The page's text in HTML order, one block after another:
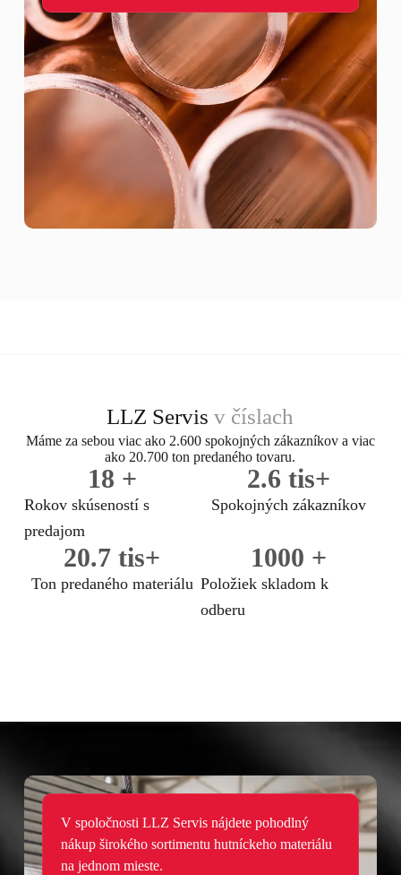
LLZ Servisv číslach
Máme za sebou viac ako 2.600 spokojných zákazníkov a viac
ako 20.700 ton predaného tovaru.
Rokov skúseností s
predajom
18 +
Spokojných zákazníkov
2.6 tis+
Ton predaného materiálu
20.7 tis+
Položiek skladom k
odberu
1000 +
V spoločnosti LLZ Servis nájdete pohodlný
nákup širokého sortimentu hutníckeho materiálu
na jednom mieste.